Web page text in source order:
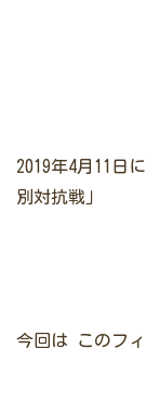
2019年4月11日
別対抗戦 」
今回は このフ